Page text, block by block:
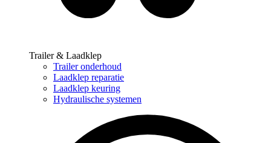
Trailer & Laadklep
Trailer onderhoud
Laadklep reparatie
Laadklep keuring
Hydraulische systemen